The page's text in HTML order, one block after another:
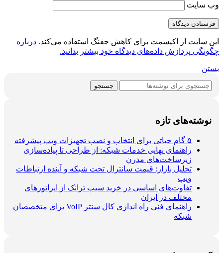
وب‌ سایت
این سایت از اکیسمت برای کاهش جفنگ استفاده می‌کند. درباره
چگونگی پردازش داده‌های دیدگاه خود بیشتر بدانید.
بستن
جستجو
نوشته‌های تازه
۵ گام حیاتی برای انتخاب و نصب تجهیزات ویپ پیشرفته
راهنمای نهایی خدمات شبکه: از طراحی تا پیاده‌سازی
زیرساخت‌های مدرن
تحلیل بازار: قیمت سانترال تحت شبکه و آینده ارتباطات
ویپ
تفاوت‌های اساسی در خرید سیپ ترانک از اپراتورهای
مختلف در ایران
راهنمای فنی راه اندازی کال سنتر VoIP برای متخصصان
شبکه